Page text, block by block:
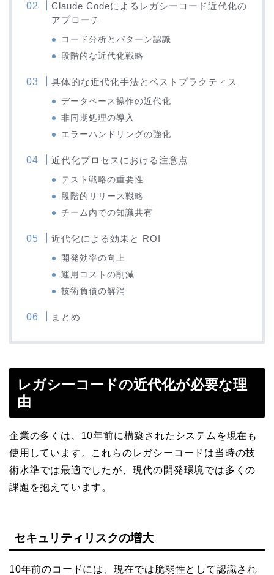
Claude Codeによるレガシーコード近代化の
アプローチ
コード分析とパターン認識
段階的な近代化戦略
具体的な近代化手法とベストプラクティス
データベース操作の近代化
非同期処理の導入
エラーハンドリングの強化
近代化プロセスにおける注意点
テスト戦略の重要性
段階的リリース戦略
チーム内での知識共有
近代化による効果と ROI
開発効率の向上
運用コストの削減
技術負債の解消
まとめ
レガシーコードの近代化が必要な理
由
企業の多くは、10年前に構築されたシステムを現在も
使用しています。これらのレガシーコードは当時の技
術水準では最適でしたが、現代の開発環境では多くの
課題を抱えています。
セキュリティリスクの増大
10年前のコードには、現在では脆弱性として認識され